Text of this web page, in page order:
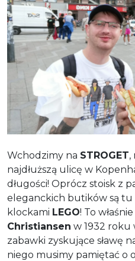
Wchodzimy na STROGET,
najdłuższą ulicę w
długości! Oprócz stoisk z
eleganckich butików są tu
klockami LEGO! To
Christiansen w 1932 roku
zabawki zyskujące sławę
niego musimy pamiętać o